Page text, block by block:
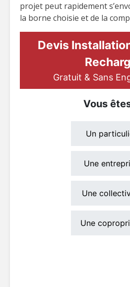
projet peut rapidement
la borne choisie et de la